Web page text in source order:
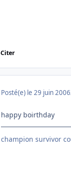
Citer
Posté(e) le 29 juin 2006
happy boirthday
champion survivor